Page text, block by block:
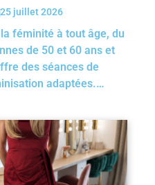
25 juillet 2026
féminité à tout âge, du
de 50 et 60 ans et
des séances de
adaptées.…